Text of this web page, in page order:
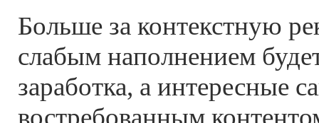
Больше за контекстную
слабым наполнением
заработка, а интересные
востребованным